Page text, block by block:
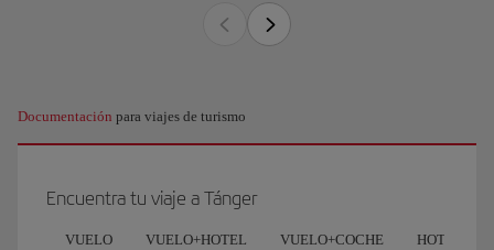
Documentación para viajes de turismo
Encuentra tu viaje a Tánger
VUELO VUELO+HOTEL VUELO+COCHE HOTEL